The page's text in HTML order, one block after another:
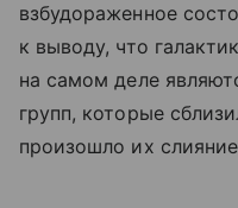
взбудораженное
к выводу, что
на самом деле
групп, которые
произошло их